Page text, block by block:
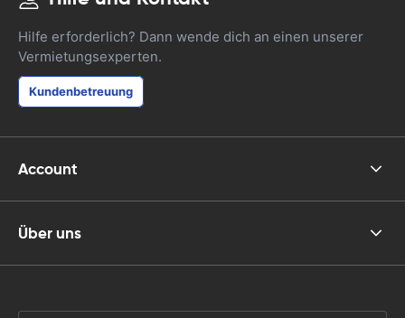
Hilfe erforderlich? Dann wende dich an einen unserer
Vermietungsexperten.
Kundenbetreuung
Account
Über uns